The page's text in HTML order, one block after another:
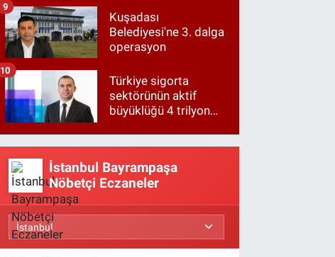
Kuşadası
Belediyesi'ne 3. dalga
operasyon
9
Türkiye sigorta
sektörünün aktif
büyüklüğü 4 trilyon
10
İstanbul Bayrampaşa
Nöbetçi Eczaneler